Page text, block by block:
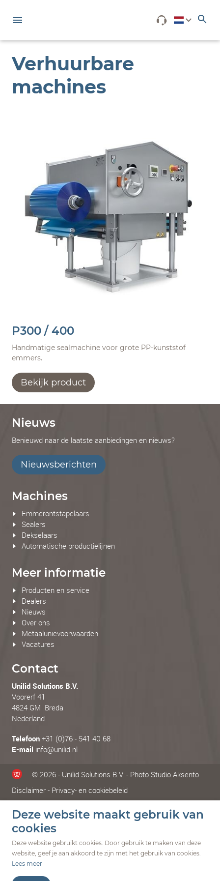
Verhuurbare
machines
P300 / 400
Handmatige sealmachine voor grote PP-kunststof
emmers.
Bekijk product
Nieuws
Benieuwd naar de laatste aanbiedingen en nieuws?
Nieuwsberichten
Machines
Emmerontstapelaars
Sealers
Dekselaars
Automatische productielijnen
Meer informatie
Producten en service
Dealers
Nieuws
Over ons
Metaalunievoorwaarden
Vacatures
Contact
Unilid Solutions B.V.
Voorerf 41
4824 GM Breda
Nederland
Telefoon +31 (0)76 - 541 40 68
E-mail info@unilid.nl
© 2026 - Unilid Solutions B.V. - Photo Studio Aksento
Disclaimer - Privacy- en cookiebeleid
Deze website maakt gebruik van
cookies
Deze website gebruikt cookies. Door gebruik te maken van deze
website, geef je aan akkoord te zijn met het gebruik van cookies.
Lees meer